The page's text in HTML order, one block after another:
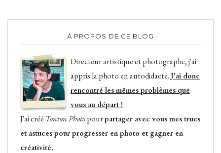
À PROPOS DE CE BLOG
Directeur artistique et photographe, j'ai
appris la photo en autodidacte.J'ai donc
rencontré les mêmes problèmes que
vous au départ !
J'ai créé Tonton Photopourpartager avec vous mes trucs
et astuces pour progresser en photo et gagner en
créativité.